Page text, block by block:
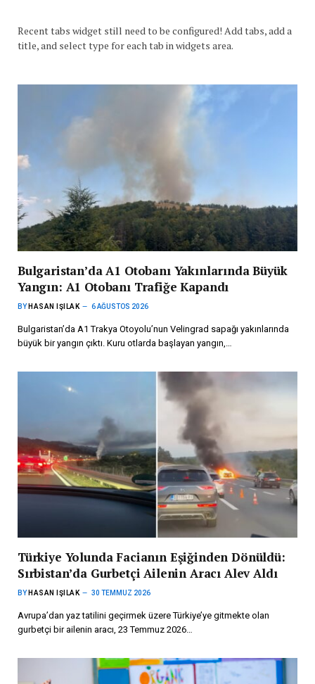
Recent tabs widget still need to be configured! Add tabs, add a
title, and select type for each tab in widgets area.
Bulgaristan’da A1 Otobanı Yakınlarında Büyük
Yangın: A1 Otobanı Trafiğe Kapandı
BY HASAN IŞILAK 6 AĞUSTOS 2026
Bulgaristan’da A1 Trakya Otoyolu’nun Velingrad sapağı yakınlarında
büyük bir yangın çıktı. Kuru otlarda başlayan yangın,…
Türkiye Yolunda Facianın Eşiğinden Dönüldü:
Sırbistan’da Gurbetçi Ailenin Aracı Alev Aldı
BY HASAN IŞILAK 30 TEMMUZ 2026
Avrupa’dan yaz tatilini geçirmek üzere Türkiye’ye gitmekte olan
gurbetçi bir ailenin aracı, 23 Temmuz 2026…